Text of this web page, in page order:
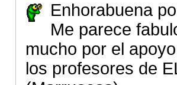
Enhorabuena
Me parece
mucho por el
los profesores de